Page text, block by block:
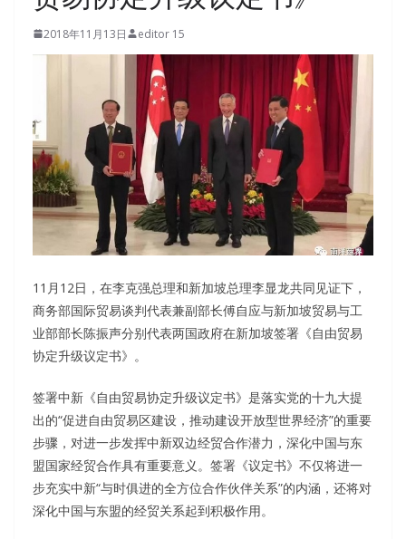
2018年11月13日 editor 15
11月12日，在李克强总理和新加坡总理李显龙共同见证下，
商务部国际贸易谈判代表兼副部长傅自应与新加坡贸易与工
业部部长陈振声分别代表两国政府在新加坡签署《自由贸易
协定升级议定书》。
签署中新《自由贸易协定升级议定书》是落实党的十九大提
出的“促进自由贸易区建设，推动建设开放型世界经济”的重要
步骤，对进一步发挥中新双边经贸合作潜力，深化中国与东
盟国家经贸合作具有重要意义。签署《议定书》不仅将进一
步充实中新“与时俱进的全方位合作伙伴关系”的内涵，还将对
深化中国与东盟的经贸关系起到积极作用。